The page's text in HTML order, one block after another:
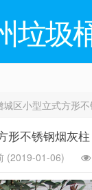
垃圾
城区小型立式方形
形不锈钢烟灰柱
(2019-01-06)